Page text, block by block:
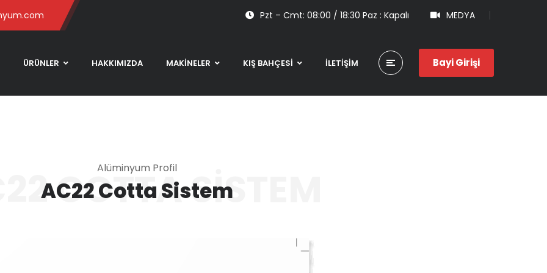
Pzt – Cmt: 08:00 / 18:30 Paz : Kapalı MEDYA
Bayi Girişi
ÜRÜNLER HAKKIMIZDA MAKİNELER KIŞ BAHÇESİ İLETİŞİM
COTTA SISTEM
Alüminyum Profil
AC22 Cotta Sistem